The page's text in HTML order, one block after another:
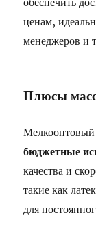
ценам,
менеджеров и
Плюсы
Мелкооптовый
бюджетные
качества и
такие как
для